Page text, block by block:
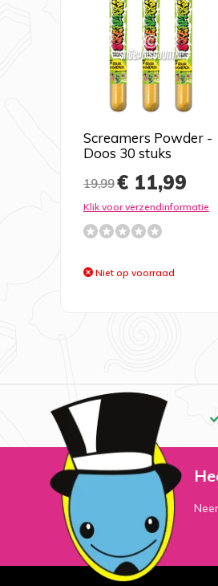
Screamers Powder -
Doos 30 stuks
19,99€ 11,99
Klik voor verzendinformatie
Niet op voorraad